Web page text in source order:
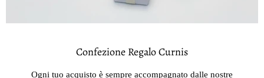
Confezione Regalo Curnis
Ogni tuo acquisto è sempre accompagnato dalle nostre